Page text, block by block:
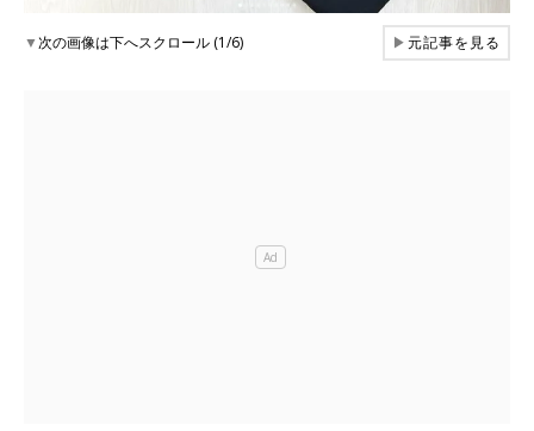
▼次の画像は下へスクロール (1/6) ▶元記事を見る